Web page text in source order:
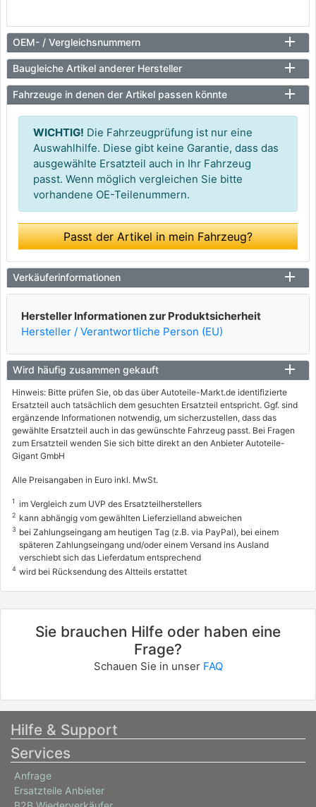
OEM- / Vergleichsnummern
Baugleiche Artikel anderer Hersteller
Fahrzeuge in denen der Artikel passen könnte
WICHTIG! Die Fahrzeugprüfung ist nur eine
Auswahlhilfe. Diese gibt keine Garantie, dass das
ausgewählte Ersatzteil auch in Ihr Fahrzeug
passt. Wenn möglich vergleichen Sie bitte
vorhandene OE-Teilenummern.
Passt der Artikel in mein Fahrzeug?
Verkäuferinformationen
Hersteller Informationen zur Produktsicherheit
Hersteller / Verantwortliche Person (EU)
Wird häufig zusammen gekauft
Hinweis: Bitte prüfen Sie, ob das über Autoteile-Markt.de identifizierte
Ersatzteil auch tatsächlich dem gesuchten Ersatzteil entspricht. Ggf. sind
ergänzende Informationen notwendig, um sicherzustellen, dass das
gewählte Ersatzteil auch in das gewünschte Fahrzeug passt. Bei Fragen
zum Ersatzteil wenden Sie sich bitte direkt an den Anbieter Autoteile-
Gigant GmbH
Alle Preisangaben in Euro inkl. MwSt.
1 im Vergleich zum UVP des Ersatzteilherstellers
2 kann abhängig vom gewählten Lieferzielland abweichen
3 bei Zahlungseingang am heutigen Tag (z.B. via PayPal), bei einem
späteren Zahlungseingang und/oder einem Versand ins Ausland
verschiebt sich das Lieferdatum entsprechend
4 wird bei Rücksendung des Altteils erstattet
Sie brauchen Hilfe oder haben eine
Frage?
Schauen Sie in unser FAQ
Hilfe & Support
Services
Anfrage
Ersatzteile Anbieter